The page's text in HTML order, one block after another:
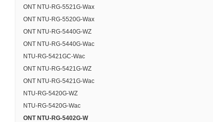
ONT NTU-RG-5521G-Wax
ONT NTU-RG-5520G-Wax
ONT NTU-RG-5440G-WZ
ONT NTU-RG-5440G-Wac
NTU-RG-5421GC-Wac
ONT NTU-RG-5421G-WZ
ONT NTU-RG-5421G-Wac
NTU-RG-5420G-WZ
NTU-RG-5420G-Wac
ONT NTU-RG-5402G-W